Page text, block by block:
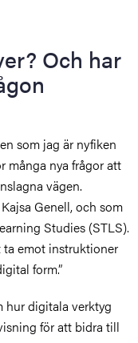
Och har
som jag är nyfiken
många nya frågor att
vägen.
Genell, och som
Studies (STLS).
ta emot instruktioner
form.”
hur digitala verktyg
för att bidra till